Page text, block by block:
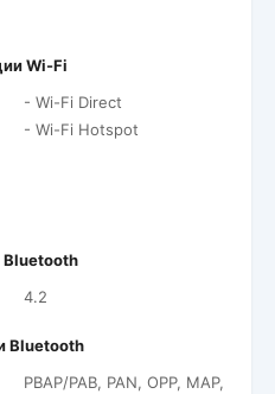
Wi-Fi
- Wi-Fi Direct
- Wi-Fi Hotspot
Bluetooth
4.2
Bluetooth
PBAP/PAB, PAN, OPP, MAP,